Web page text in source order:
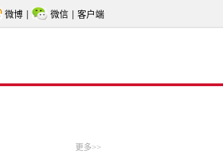
微博 微信 客户端
更多>>